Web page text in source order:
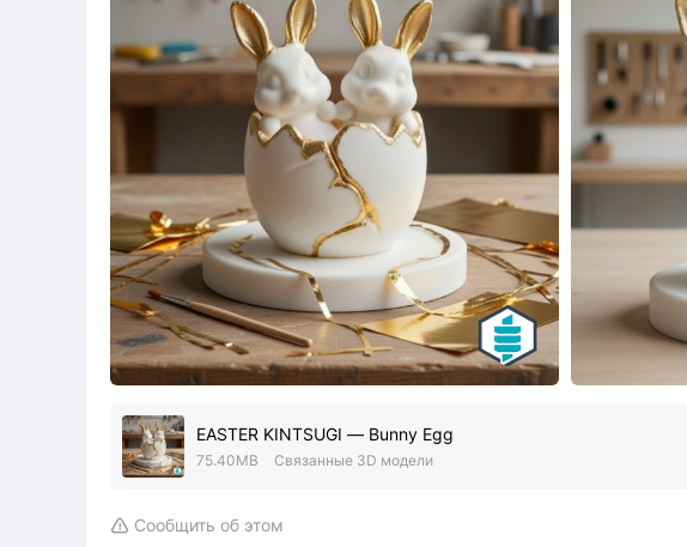
EASTER KINTSUGI — Bunny Egg
75.40MB Связанные 3D модели
 Сообщить об этом